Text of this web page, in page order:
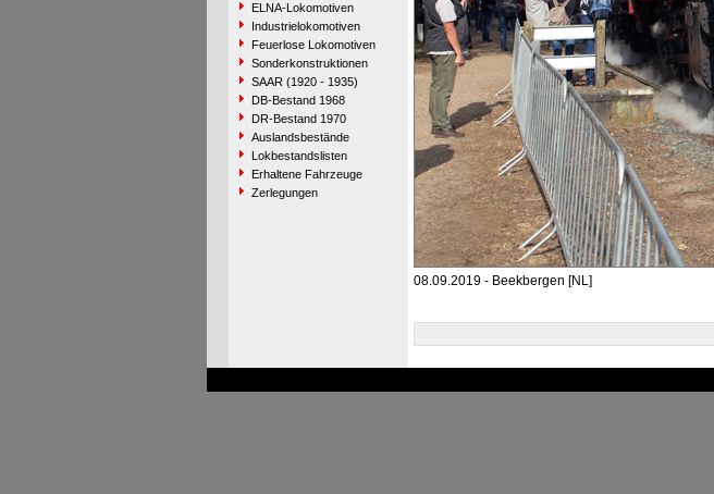
ELNA-Lokomotiven
Industrielokomotiven
Feuerlose Lokomotiven
Sonderkonstruktionen
SAAR (1920 - 1935)
DB-Bestand 1968
DR-Bestand 1970
Auslandsbestände
Lokbestandslisten
Erhaltene Fahrzeuge
Zerlegungen
08.09.2019 - Beekbergen [NL]